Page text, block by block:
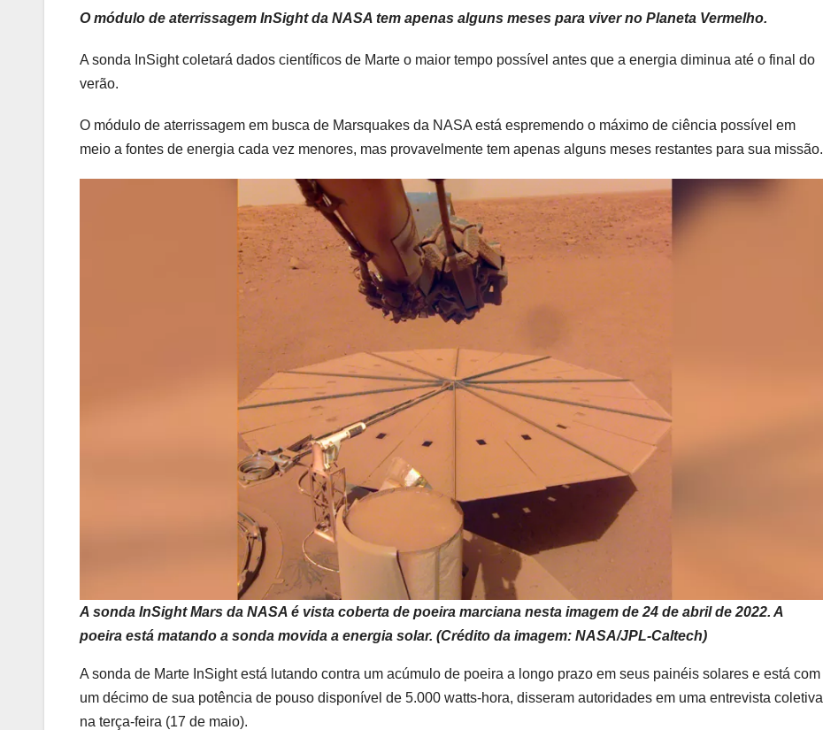
O módulo de aterrissagem InSight da NASA tem apenas alguns meses para viver no Planeta Vermelho.
A sonda InSight coletará dados científicos de Marte o maior tempo possível antes que a energia diminua até o final do
verão.
O módulo de aterrissagem em busca de Marsquakes da NASA está espremendo o máximo de ciência possível em
meio a fontes de energia cada vez menores, mas provavelmente tem apenas alguns meses restantes para sua missão.
A sonda InSight Mars da NASA é vista coberta de poeira marciana nesta imagem de 24 de abril de 2022. A
poeira está matando a sonda movida a energia solar. (Crédito da imagem: NASA/JPL-Caltech)
A sonda de Marte InSight está lutando contra um acúmulo de poeira a longo prazo em seus painéis solares e está com
um décimo de sua potência de pouso disponível de 5.000 watts-hora, disseram autoridades em uma entrevista coletiva
na terça-feira (17 de maio).